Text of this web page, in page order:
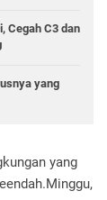
Cegah C3 dan
yang
yang